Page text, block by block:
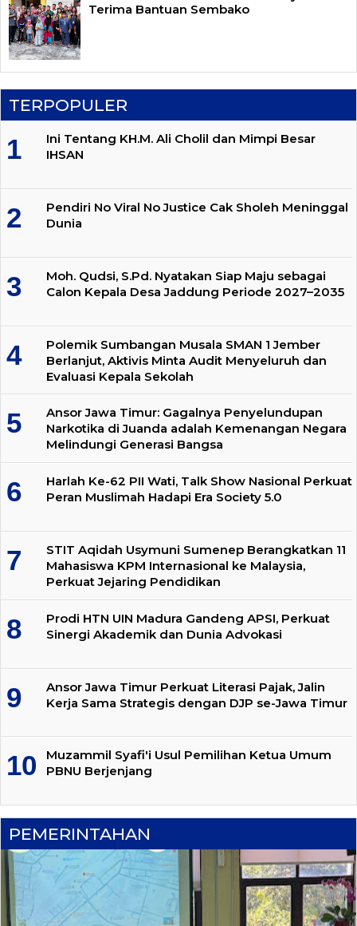
Terima Bantuan Sembako
TERPOPULER
Ini Tentang KH.M. Ali Cholil dan Mimpi Besar
IHSAN
Pendiri No Viral No Justice Cak Sholeh Meninggal
Dunia
Moh. Qudsi, S.Pd. Nyatakan Siap Maju sebagai
Calon Kepala Desa Jaddung Periode 2027–2035
Polemik Sumbangan Musala SMAN 1 Jember
Berlanjut, Aktivis Minta Audit Menyeluruh dan
Evaluasi Kepala Sekolah
Ansor Jawa Timur: Gagalnya Penyelundupan
Narkotika di Juanda adalah Kemenangan Negara
Melindungi Generasi Bangsa
Harlah Ke-62 PII Wati, Talk Show Nasional Perkuat
Peran Muslimah Hadapi Era Society 5.0
STIT Aqidah Usymuni Sumenep Berangkatkan 11
Mahasiswa KPM Internasional ke Malaysia,
Perkuat Jejaring Pendidikan
Prodi HTN UIN Madura Gandeng APSI, Perkuat
Sinergi Akademik dan Dunia Advokasi
Ansor Jawa Timur Perkuat Literasi Pajak, Jalin
Kerja Sama Strategis dengan DJP se-Jawa Timur
Muzammil Syafi'i Usul Pemilihan Ketua Umum
PBNU Berjenjang
PEMERINTAHAN